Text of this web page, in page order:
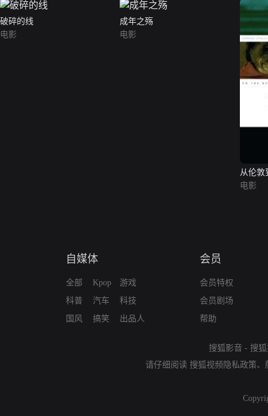
破碎的线
电影
成年之殇
电影
从伦敦
电影
自媒体
全部
科普
国风
Kpop
汽车
搞笑
游戏
科技
出品人
会员
会员特权
会员剧场
帮助
搜狐影音 - 搜
请仔细阅读 搜狐视频隐私政策、